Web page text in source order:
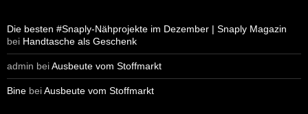
Die besten #Snaply-Nähprojekte im Dezember | Snaply Magazin
bei Handtasche als Geschenk
admin beiAusbeute vom Stoffmarkt
Bine beiAusbeute vom Stoffmarkt